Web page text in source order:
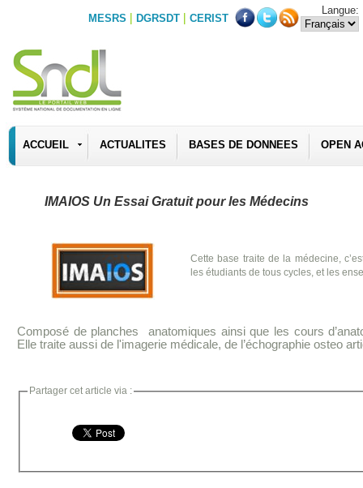
MESRS | DGRSDT | CERIST
Langue:
ACCUEIL ACTUALITES BASES DE DONNEES OPEN
IMAIOS Un Essai Gratuit pour les Médecins
Cette base traite de la médecine,
les étudiants de tous cycles, et les
Composé de planches
anatomiques ainsi que les cours
Elle traite aussi de l'imagerie médicale, de l’échographie osteo
Partager cet article via :